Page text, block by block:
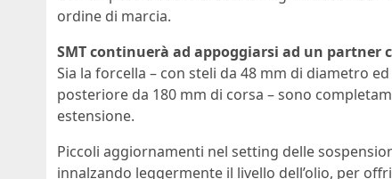
ordine di marcia.
SMT continuerà ad appoggiarsi ad un partner
Sia la forcella – con steli da 48 mm di diametro
posteriore da 180 mm di corsa – sono
estensione.
Piccoli aggiornamenti nel setting delle
innalzando leggermente il livello dell’olio, per